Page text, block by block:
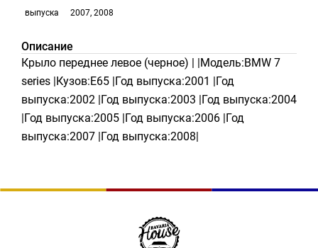
выпуска
2007, 2008
Описание
Крыло переднее левое (черное) | |Модель:BMW 7
series |Кузов:E65 |Год выпуска:2001 |Год
выпуска:2002 |Год выпуска:2003 |Год выпуска:2004
|Год выпуска:2005 |Год выпуска:2006 |Год
выпуска:2007 |Год выпуска:2008|